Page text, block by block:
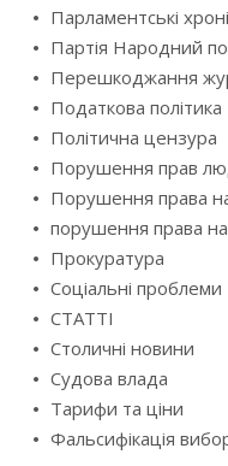
Парламентські
Партія Народний
Перешкоджання
Податкова політика
Політична цензура
Порушення прав
Порушення права
порушення права
Прокуратура
Соціальні проблеми
СТАТТІ
Столичні новини
Судова влада
Тарифи та ціни
Фальсифікація